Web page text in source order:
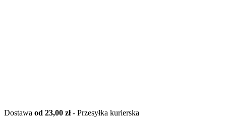
Dostawa od 23,00 zł- Przesyłka kurierska